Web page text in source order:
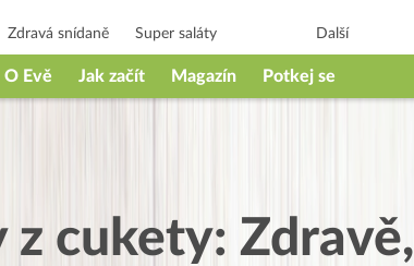
Zdravá snídaně Super saláty Další
O Evě Jak začít Magazín Potkej se
z cukety: Zdravě,